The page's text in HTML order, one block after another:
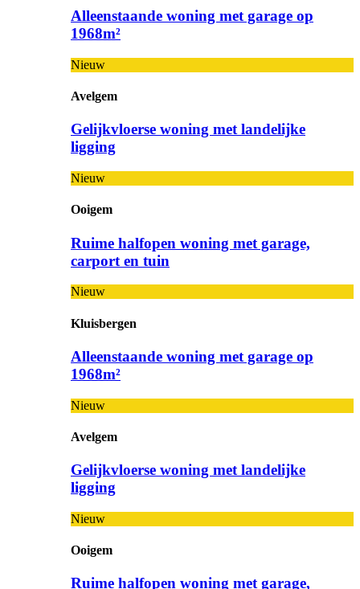
Alleenstaande woning met garage op
1968m²
Nieuw
Avelgem
Gelijkvloerse woning met landelijke
ligging
Nieuw
Ooigem
Ruime halfopen woning met garage,
carport en tuin
Nieuw
Kluisbergen
Alleenstaande woning met garage op
1968m²
Nieuw
Avelgem
Gelijkvloerse woning met landelijke
ligging
Nieuw
Ooigem
Ruime halfopen woning met garage,